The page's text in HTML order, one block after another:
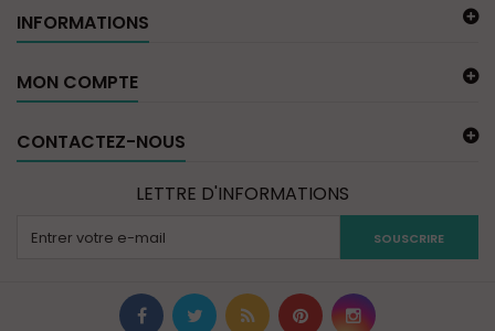
INFORMATIONS
MON COMPTE
CONTACTEZ-NOUS
LETTRE D'INFORMATIONS
SOUSCRIRE